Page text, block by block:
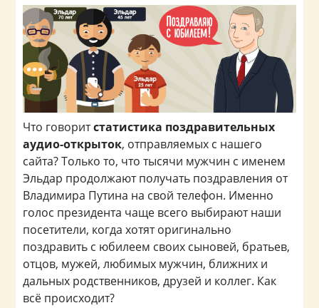
Что говоритстатистика поздравительных
аудио-открыток, отправляемых с нашего
сайта? Только то, что тысячи мужчин с именем
Эльдар продолжают получать поздравления от
Владимира Путина на свой телефон. Именно
голос президента чаще всего выбирают наши
посетители, когда хотят оригинально
поздравить с юбилеем своих сыновей, братьев,
отцов, мужей, любимых мужчин, ближних и
дальных родственников, друзей и коллег. Как
всё происходит?